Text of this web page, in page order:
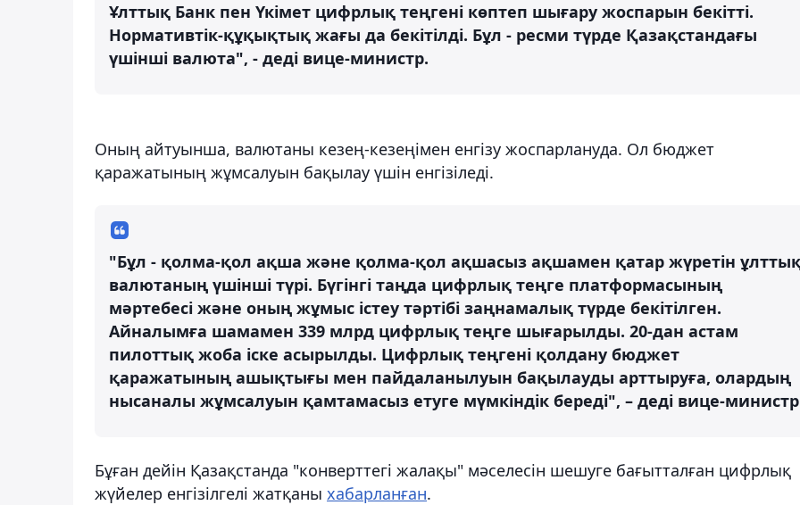
Ұлттық Банк пен Үкімет цифрлық теңгені көптеп шығару жоспарын бекітті.
Нормативтік-құқықтық жағы да бекітілді. Бұл - ресми түрде Қазақстандағы
үшінші валюта", - деді вице-министр.
Оның айтуынша, валютаны кезең-кезеңімен енгізу жоспарлануда. Ол бюджет
қаражатының жұмсалуын бақылау үшін енгізіледі.
"Бұл - қолма-қол ақша және қолма-қол ақшасыз ақшамен қатар жүретін
валютаның үшінші түрі. Бүгінгі таңда цифрлық теңге платформасының
мәртебесі және оның жұмыс істеу тәртібі заңнамалық түрде бекітілген.
Айналымға шамамен 339 млрд цифрлық теңге шығарылды. 20-дан астам
пилоттық жоба іске асырылды. Цифрлық теңгені қолдану бюджет
қаражатының ашықтығы мен пайдаланылуын бақылауды арттыруға, олардың
нысаналы жұмсалуын қамтамасыз етуге мүмкіндік береді", – деді вице-
Бұған дейін Қазақстанда "конверттегі жалақы" мәселесін шешуге бағытталған цифрлық
жүйелер енгізілгелі жатқаны хабарланған.